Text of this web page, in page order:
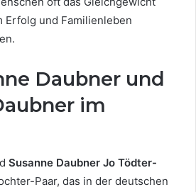
Erfolg und Familienleben
Daubner und
im
Susanne Daubner Jo Tödter-
Paar, das in der deutschen